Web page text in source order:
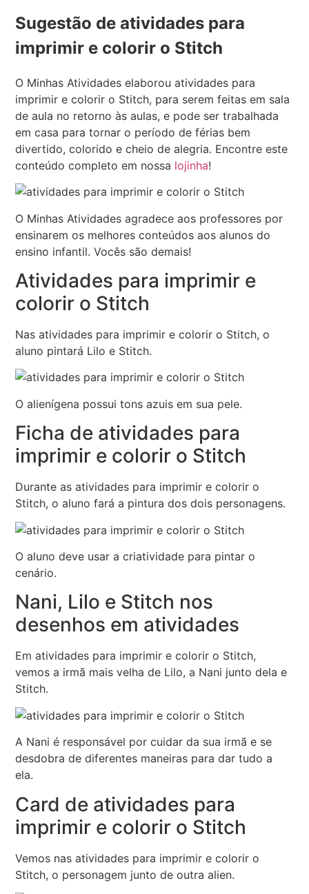
Sugestão de atividades para
imprimir e colorir o Stitch
O Minhas Atividades elaborou atividades para
imprimir e colorir o Stitch, para serem feitas em sala
de aula no retorno às aulas, e pode ser trabalhada
em casa para tornar o período de férias bem
divertido, colorido e cheio de alegria. Encontre este
conteúdo completo em nossa lojinha!
O Minhas Atividades agradece aos professores por
ensinarem os melhores conteúdos aos alunos do
ensino infantil. Vocês são demais!
Atividades para imprimir e
colorir o Stitch
Nas atividades para imprimir e colorir o Stitch, o
aluno pintará Lilo e Stitch.
O alienígena possui tons azuis em sua pele.
Ficha de atividades para
imprimir e colorir o Stitch
Durante as atividades para imprimir e colorir o
Stitch, o aluno fará a pintura dos dois personagens.
O aluno deve usar a criatividade para pintar o
cenário.
Nani, Lilo e Stitch nos
desenhos em atividades
Em atividades para imprimir e colorir o Stitch,
vemos a irmã mais velha de Lilo, a Nani junto dela e
Stitch.
A Nani é responsável por cuidar da sua irmã e se
desdobra de diferentes maneiras para dar tudo a
ela.
Card de atividades para
imprimir e colorir o Stitch
Vemos nas atividades para imprimir e colorir o
Stitch, o personagem junto de outra alien.